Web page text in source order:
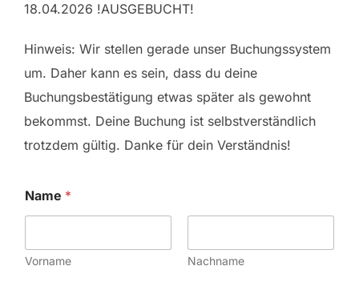
18.04.2026 !AUSGEBUCHT!
Hinweis: Wir stellen gerade unser Buchungssystem
um. Daher kann es sein, dass du deine
Buchungsbestätigung etwas später als gewohnt
bekommst. Deine Buchung ist selbstverständlich
trotzdem gültig. Danke für dein Verständnis!
Name *
Vorname Nachname